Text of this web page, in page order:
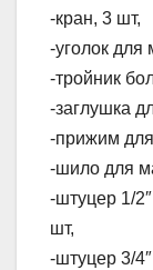
-кран, 3 шт,
-уголок для
-тройник
-заглушка
-прижим
-шило для
-штуцер 1/
шт,
-штуцер 3/